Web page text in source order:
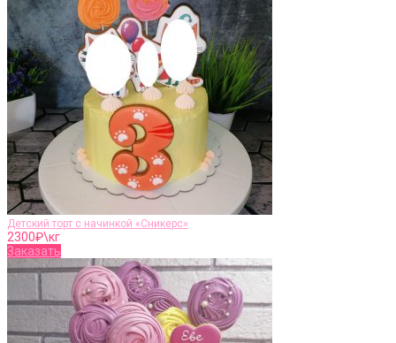
Детский торт с начинкой «Сникерс»
2300₽\кг
Заказать